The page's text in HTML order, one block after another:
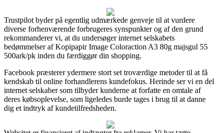
Trustpilot byder på egentlig udmærkede genveje til at vurdere
diverse forhenværende forbrugeres synspunkter og af den grund
rekommanderer vi, at du undersøger internet selskabets
bedømmelser af Kopipapir Image Coloraction A3 80g majsgul 55
500ark/pk inden du færdiggør din shopping.
Facebook præsterer ydermere stort set troværdige metoder til at få
kendskab til online forhandlerens kundefokus. Herinde ser vi en del
internet selskaber som tilbyder kunderne at forfatte en omtale af
deres købsoplevelse, som ligeledes burde tages i brug til at danne
dig et indtryk af kundetilfredsheden.